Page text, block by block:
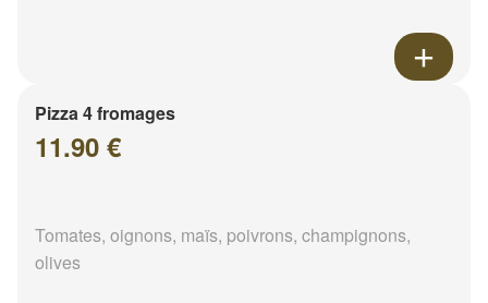
Pizza 4 fromages
11.90 €
Tomates, oignons, maïs, poivrons, champignons,
olives